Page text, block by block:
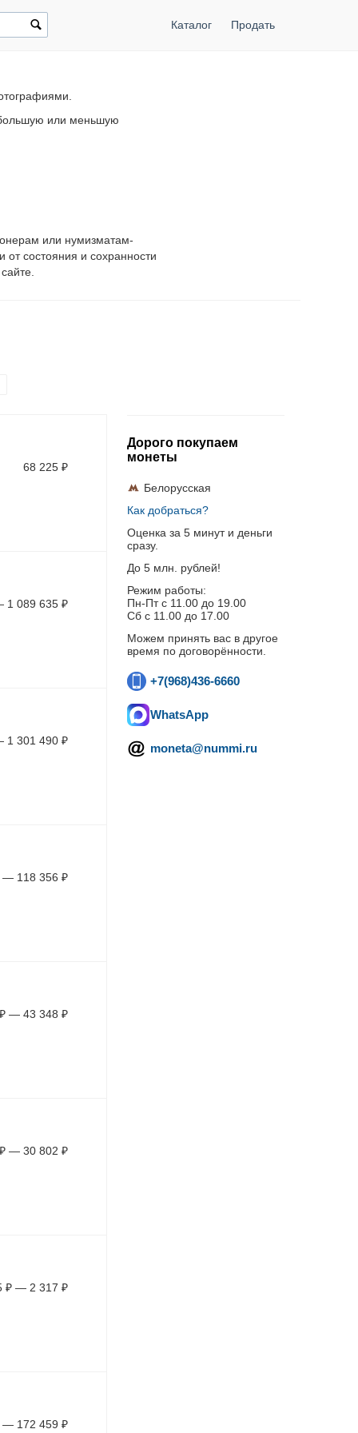
Каталог Продать
большую или меньшую
или нумизматам-
состояния и сохранности
68 225 ₽
1 089 635 ₽
1 301 490 ₽
— 118 356 ₽
₽ — 43 348 ₽
₽ — 30 802 ₽
₽ — 2 317 ₽
— 172 459 ₽
Дорого покупаем
монеты
Белорусская
Как добраться?
Оценка за 5 минут и деньги
сразу.
До 5 млн. рублей!
Режим работы:
Пн-Пт c 11.00 до 19.00
Сб с 11.00 до 17.00
Можем принять вас в другое
время по договорённости.
+7(968)436-6660
WhatsApp
moneta@nummi.ru